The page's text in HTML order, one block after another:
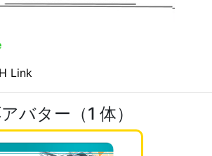
Link
バター（1 体）